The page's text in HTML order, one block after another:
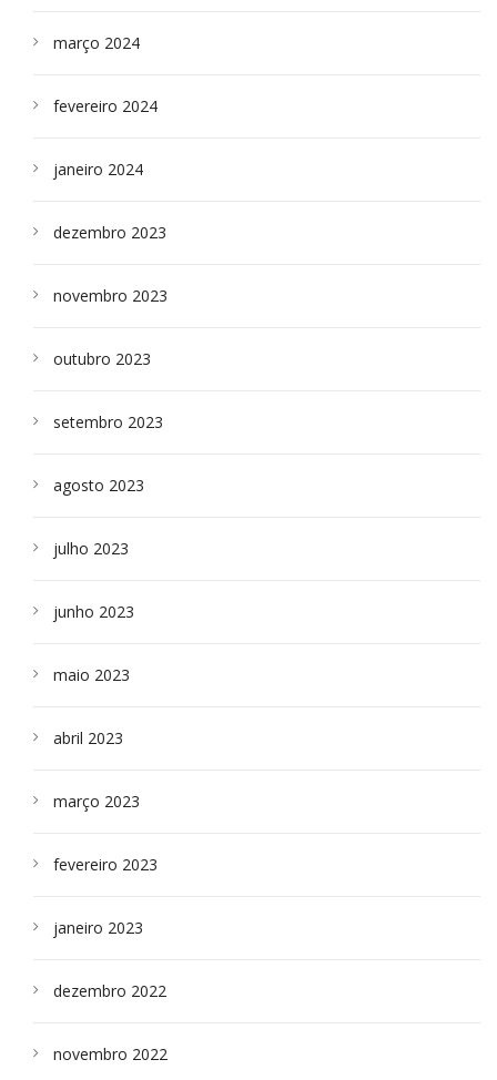
março 2024
fevereiro 2024
janeiro 2024
dezembro 2023
novembro 2023
outubro 2023
setembro 2023
agosto 2023
julho 2023
junho 2023
maio 2023
abril 2023
março 2023
fevereiro 2023
janeiro 2023
dezembro 2022
novembro 2022